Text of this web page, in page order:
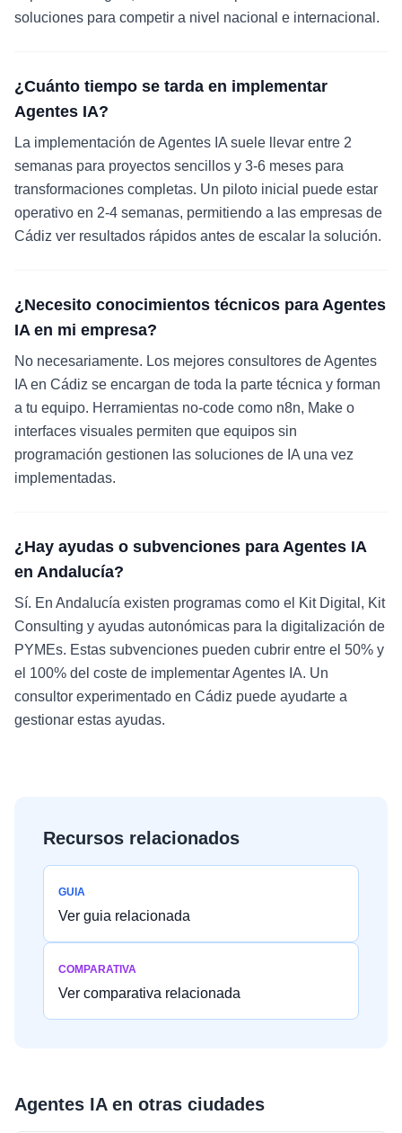
soluciones para competir a nivel nacional e internacional.
¿Cuánto tiempo se tarda en implementar
Agentes IA?
La implementación de Agentes IA suele llevar entre 2
semanas para proyectos sencillos y 3-6 meses para
transformaciones completas. Un piloto inicial puede estar
operativo en 2-4 semanas, permitiendo a las empresas de
Cádiz ver resultados rápidos antes de escalar la solución.
¿Necesito conocimientos técnicos para Agentes
IA en mi empresa?
No necesariamente. Los mejores consultores de Agentes
IA en Cádiz se encargan de toda la parte técnica y forman
a tu equipo. Herramientas no-code como n8n, Make o
interfaces visuales permiten que equipos sin
programación gestionen las soluciones de IA una vez
implementadas.
¿Hay ayudas o subvenciones para Agentes IA
en Andalucía?
Sí. En Andalucía existen programas como el Kit Digital, Kit
Consulting y ayudas autonómicas para la digitalización de
PYMEs. Estas subvenciones pueden cubrir entre el 50% y
el 100% del coste de implementar Agentes IA. Un
consultor experimentado en Cádiz puede ayudarte a
gestionar estas ayudas.
Recursos relacionados
GUIA
Ver guia relacionada
COMPARATIVA
Ver comparativa relacionada
Agentes IAen otras ciudades